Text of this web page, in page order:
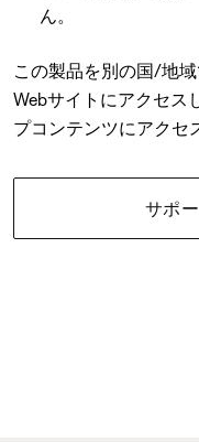
ん。
この製品を別の国/地
Webサイトにアクセス
プコンテンツにアクセ
サポ